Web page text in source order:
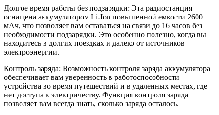
Долгое время работы без подзарядки: Эта радиостанция
оснащена аккумулятором Li-Ion повышенной емкости 2600
мАч, что позволяет вам оставаться на связи до 16 часов без
необходимости подзарядки. Это особенно полезно, когда вы
находитесь в долгих поездках и далеко от источников
электроэнергии.
Контроль заряда: Возможность контроля заряда аккумулятора
обеспечивает вам уверенность в работоспособности
устройства во время путешествий и в удаленных местах, где
нет доступа к электричеству. Функция контроля заряда
позволяет вам всегда знать, сколько заряда осталось.